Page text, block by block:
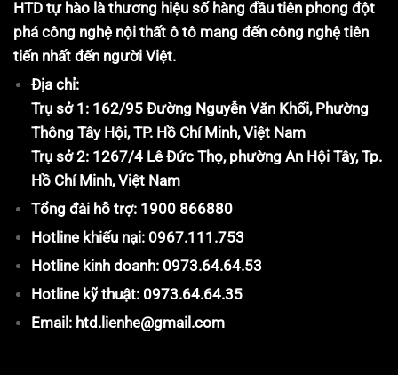
HTD tự hào là thương hiệu số hàng đầu tiên phong đột
phá công nghệ nội thất ô tô mang đến công nghệ tiên
tiến nhất đến người Việt.
Địa chỉ:
Trụ sở 1: 162/95 Đường Nguyễn Văn Khối, Phường
Thông Tây Hội, TP. Hồ Chí Minh, Việt Nam
Trụ sở 2: 1267/4 Lê Đức Thọ, phường An Hội Tây, Tp.
Hồ Chí Minh, Việt Nam
Tổng đài hỗ trợ: 1900 866880
Hotline khiếu nại: 0967.111.753
Hotline kinh doanh: 0973.64.64.53
Hotline kỹ thuật: 0973.64.64.35
Email: htd.lienhe@gmail.com